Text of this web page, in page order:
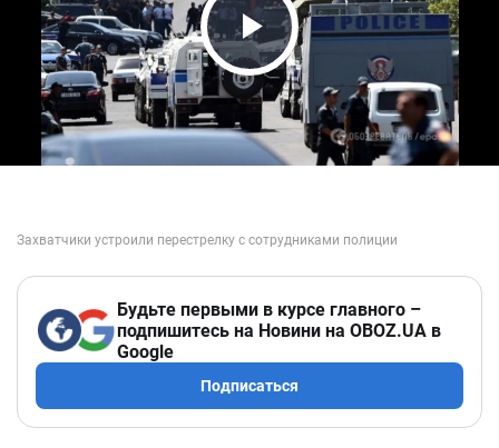
Play Video
Будьте первыми в курсе главного –
подпишитесь на Новини на OBOZ.UA в
Google
Подписаться